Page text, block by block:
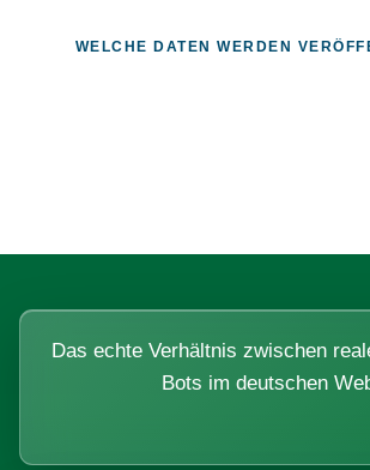
WELCHE DATEN WERDEN
Das echte Verhältnis zwischen
Bots im deutschen